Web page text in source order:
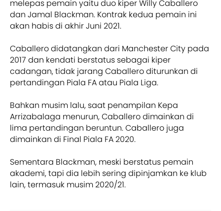
melepas pemain yaitu duo kiper Willy Caballero
dan Jamal Blackman. Kontrak kedua pemain ini
akan habis di akhir Juni 2021.
Caballero didatangkan dari Manchester City pada
2017 dan kendati berstatus sebagai kiper
cadangan, tidak jarang Caballero diturunkan di
pertandingan Piala FA atau Piala Liga.
Bahkan musim lalu, saat penampilan Kepa
Arrizabalaga menurun, Caballero dimainkan di
lima pertandingan beruntun. Caballero juga
dimainkan di Final Piala FA 2020.
Sementara Blackman, meski berstatus pemain
akademi, tapi dia lebih sering dipinjamkan ke klub
lain, termasuk musim 2020/21.